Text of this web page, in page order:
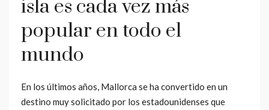
isla es cada vez más
popular en todo el
mundo
En los últimos años, Mallorca se ha convertido en un
destino muy solicitado por los estadounidenses que